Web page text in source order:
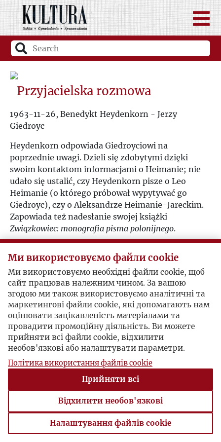
Przyjacielska rozmowa
1963-11-26, Benedykt Heydenkorn - Jerzy
Giedroyc
Heydenkorn odpowiada Giedroyciowi na
poprzednie uwagi. Dzieli się zdobytymi dzięki
swoim kontaktom informacjami o Heimanie; nie
udało się ustalić, czy Heydenkorn pisze o Leo
Heimanie (o którego próbował wypytywać go
Giedroyc), czy o Aleksandrze Heimanie-Jareckim.
Zapowiada też nadesłanie swojej książki
Związkowiec: monografia pisma polonijnego.
Postacie powiązane
Bohater:Aleksander Wat
Bohater:Jan Bielatowicz
Bohater:Józef Czapski
Bohater:
Maria (Maja) Prądzyńska
Bohater: Zofia Hertz
Bohater:Zygmunt Haupt
Bohater:Franciszka Toruńczyk
Bohater:
Adam Bromke
Ми використовуємо файли cookie
Ми використовуємо необхідні файли cookie, щоб
сайт працював належним чином. За вашою
згодою ми також використовуємо аналітичні та
маркетингові файли cookie, які допомагають нам
оцінювати зацікавленість матеріалами та
провадити промоційну діяльність. Ви можете
прийняти всі файли cookie, відхилити
необов'язкові або налаштувати параметри.
Політика використання файлів cookie
Прийняти всі
Відхилити необов'язкові
Налаштування файлів cookie
Налаштування файлів cookie